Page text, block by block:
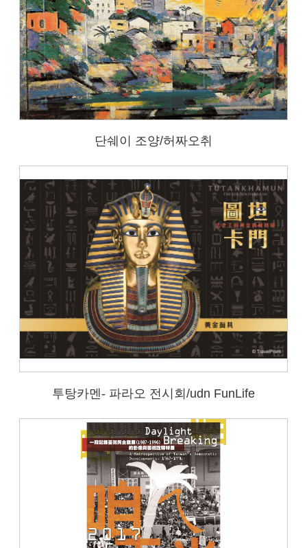
단쉐이 조양/허짜오취
투탕카멘- 파라오 전시회/udn FunLife